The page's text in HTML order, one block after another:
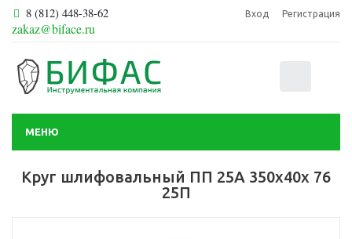
8 (812) 448-38-62
zakaz@biface.ru
Вход Регистрация
МЕНЮ
Круг шлифовальный ПП 25А 350х40х 76
25П